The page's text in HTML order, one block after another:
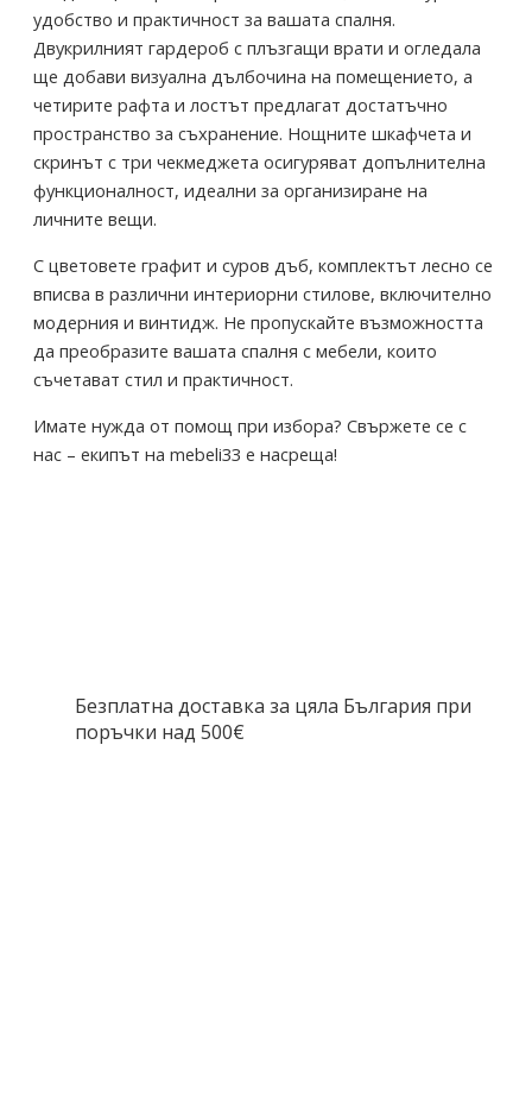
удобство и практичност за вашата спалня.
Двукрилният гардероб с плъзгащи врати и огледала
ще добави визуална дълбочина на помещението, а
четирите рафта и лостът предлагат достатъчно
пространство за съхранение. Нощните шкафчета и
скринът с три чекмеджета осигуряват допълнителна
функционалност, идеални за организиране на
личните вещи.
С цветовете графит и суров дъб, комплектът лесно се
вписва в различни интериорни стилове, включително
модерния и винтидж. Не пропускайте възможността
да преобразите вашата спалня с мебели, които
съчетават стил и практичност.
Имате нужда от помощ при избора? Свържете се с
нас – екипът на mebeli33 е насреща!
Безплатна доставка за цяла България при
поръчки над 500€